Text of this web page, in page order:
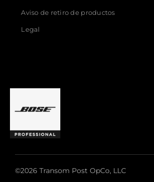
Aviso de retiro de productos
Legal
©2026 Transom Post OpCo, LLC